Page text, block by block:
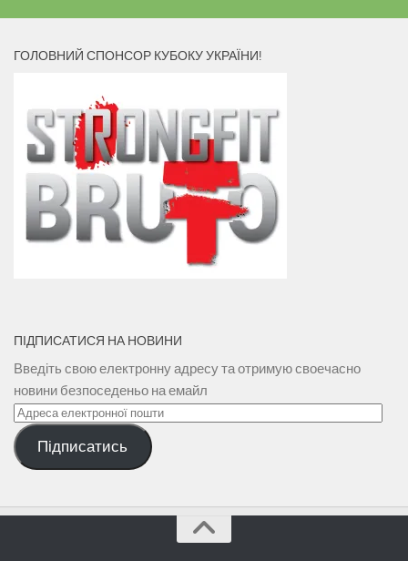
ГОЛОВНИЙ СПОНСОР КУБОКУ УКРАЇНИ!
ПІДПИСАТИСЯ НА НОВИНИ
Введіть свою електронну адресу та отримую своечасно
новини безпоседеньо на емайл
Адреса
електронної
поштиПідписатись